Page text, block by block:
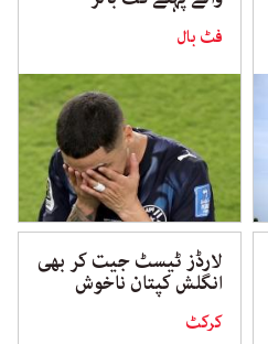
فٹ بال
لارڈز ٹیسٹ جیت کر بھی
انگلش کپتان ناخوش
کرکٹ